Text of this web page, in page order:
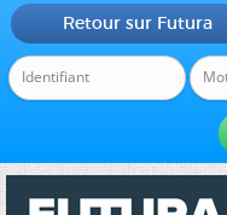
Retour sur Futura